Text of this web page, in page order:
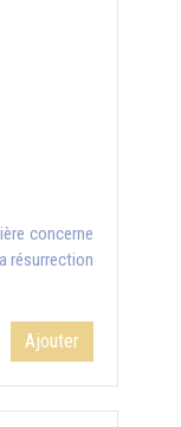
concerne
résurrection
Ajouter